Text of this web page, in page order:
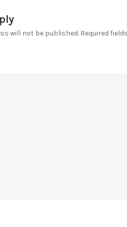
will not be published. Required